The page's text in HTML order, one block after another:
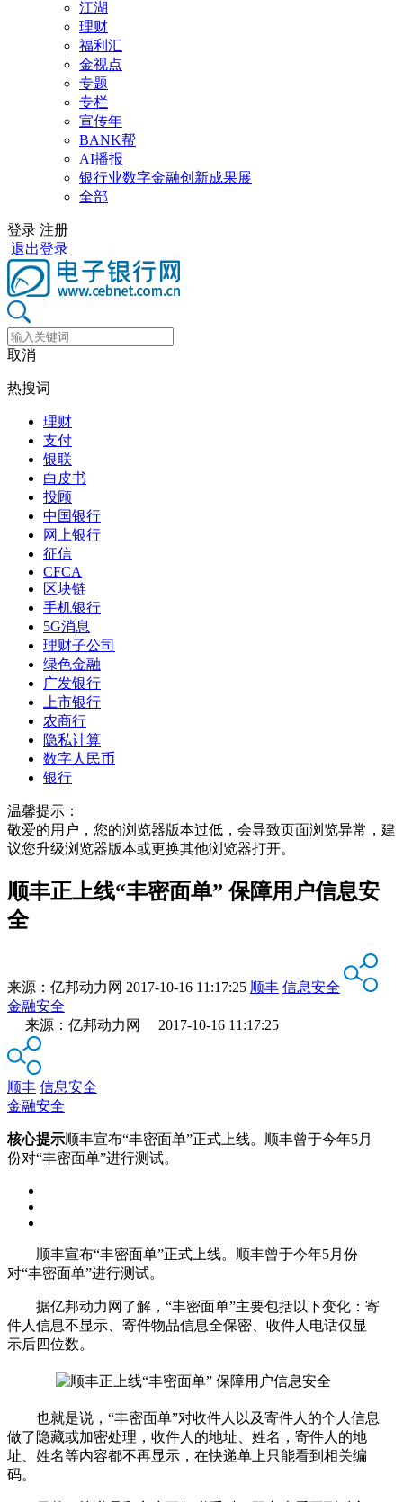
江湖
理财
福利汇
金视点
专题
专栏
宣传年
BANK帮
AI播报
银行业数字金融创新成果展
全部
登录 注册
退出登录
取消
热搜词
理财
支付
银联
白皮书
投顾
中国银行
网上银行
征信
CFCA
区块链
手机银行
5G消息
理财子公司
绿色金融
广发银行
上市银行
农商行
隐私计算
数字人民币
银行
温馨提示：
敬爱的用户，您的浏览器版本过低，会导致页面浏览异常，建
议您升级浏览器版本或更换其他浏览器打开。
顺丰正上线“丰密面单” 保障用户信息安
全
来源： 亿邦动力网 2017-10-16 11:17:25 顺丰 信息安全
金融安全
来源：亿邦动力网 2017-10-16 11:17:25
顺丰 信息安全
金融安全
核心提示顺丰宣布“丰密面单”正式上线。顺丰曾于今年5月
份对“丰密面单”进行测试。
顺丰宣布“丰密面单”正式上线。顺丰曾于今年5月份
对“丰密面单”进行测试。
据亿邦动力网了解，“丰密面单”主要包括以下变化：寄
件人信息不显示、寄件物品信息全保密、收件人电话仅显
示后四位数。
也就是说，“丰密面单”对收件人以及寄件人的个人信息
做了隐藏或加密处理，收件人的地址、姓名，寄件人的地
址、姓名等内容都不再显示，在快递单上只能看到相关编
码。